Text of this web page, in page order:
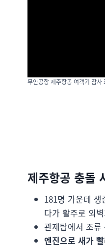
무안공항 제주항공 여객기 참
제주항공 충돌
181명 가운데
다가 활주로 외
관제탑에서 조류
엔진으로 새가